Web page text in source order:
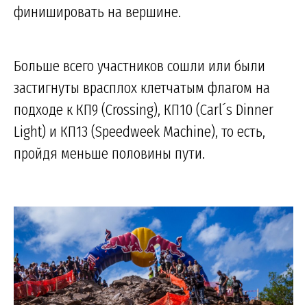
финишировать на вершине.
Больше всего участников сошли или были
застигнуты врасплох клетчатым флагом на
подходе к КП9 (Crossing), КП10 (Carl´s Dinner
Light) и КП13 (Speedweek Machine), то есть,
пройдя меньше половины пути.